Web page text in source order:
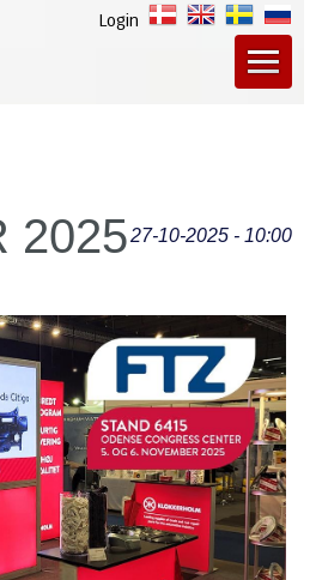
Login
202527-10-2025 - 10:00